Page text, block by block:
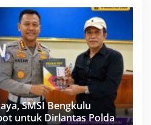
SMSI Bengkulu
untuk Dirlantas Polda